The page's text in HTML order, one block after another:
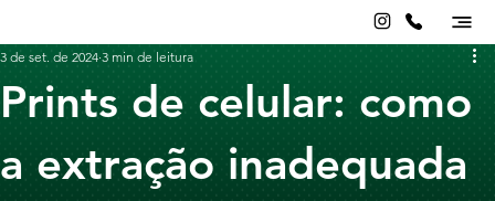
Prints de celular: como
a extração inadequada
3 de set. de 2024 3 min de leitura